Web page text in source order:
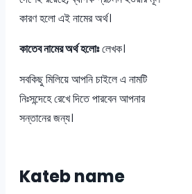
কারণ হলো এই নামের অর্থ।
কাতেব নামের অর্থ হলোঃলেখক।
সবকিছু মিলিয়ে আপনি চাইলে এ নামটি
নিঃসন্দেহে রেখে দিতে পারবেন আপনার
সন্তানের জন্য।
Kateb name